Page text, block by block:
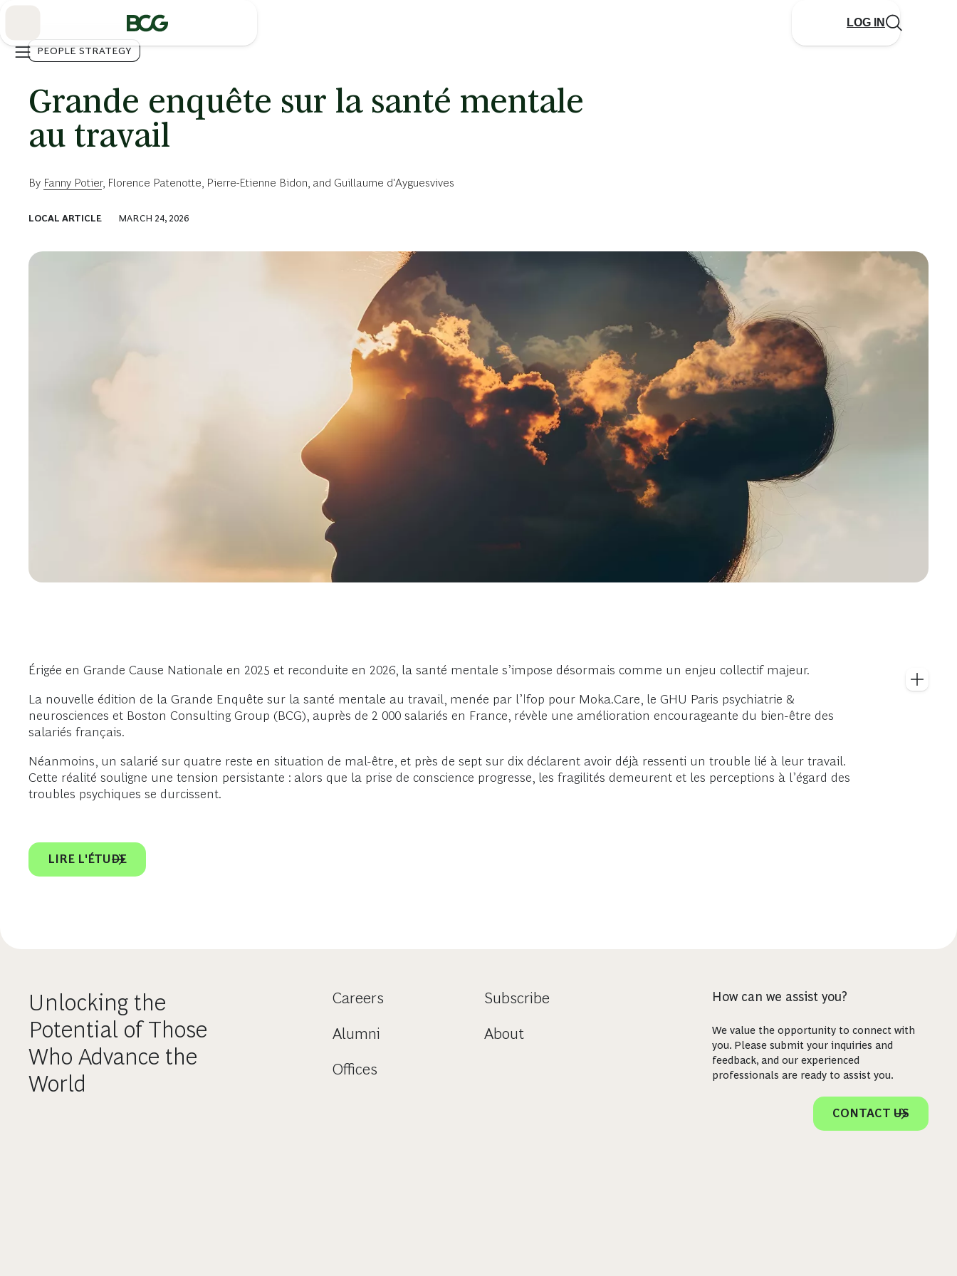
LOG IN
PEOPLE STRATEGY
Grande enquête sur la santé mentale
au travail
By Fanny Potier, Florence Patenotte Pierre-Etienne Bidon , and Guillaume d'Ayguesvives
LOCAL ARTICLE MARCH 24, 2026
Érigée en Grande Cause Nationale en 2025 et reconduite en 2026, la santé mentale s’impose désormais comme un enjeu collectif majeur.
La nouvelle édition de la Grande Enquête sur la santé mentale au travail, menée par l’Ifop pour Moka.Care, le GHU Paris psychiatrie &
neurosciences et Boston Consulting Group (BCG), auprès de 2 000 salariés en France, révèle une amélioration encourageante du bien-être des
salariés français.
Néanmoins, un salarié sur quatre reste en situation de mal-être, et près de sept sur dix déclarent avoir déjà ressenti un trouble lié à leur travail.
Cette réalité souligne une tension persistante : alors que la prise de conscience progresse, les fragilités demeurent et les perceptions à l’égard des
troubles psychiques se durcissent.
LIRE L'ÉTUDE
Unlocking the
Potential of Those
Who Advance the
World
Careers
Alumni
Offices
Subscribe
About
How can we assist you?
We value the opportunity to connect with
you. Please submit your inquiries and
feedback, and our experienced
professionals are ready to assist you.
CONTACT US